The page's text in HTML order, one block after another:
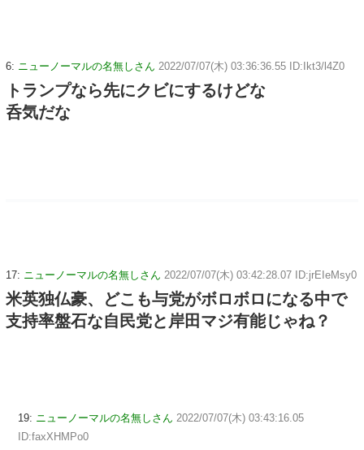
6: ニューノーマルの名無しさん 2022/07/07(木) 03:36:36.55 ID:Ikt3/l4Z0
トランプなら先にクビにするけどな
呑気だな
17: ニューノーマルの名無しさん 2022/07/07(木) 03:42:28.07 ID:jrEIeMsy0
米英独仏豪、どこも与党がボロボロになる中で
支持率盤石な自民党と岸田マジ有能じゃね？
19: ニューノーマルの名無しさん 2022/07/07(木) 03:43:16.05
ID:faxXHMPo0